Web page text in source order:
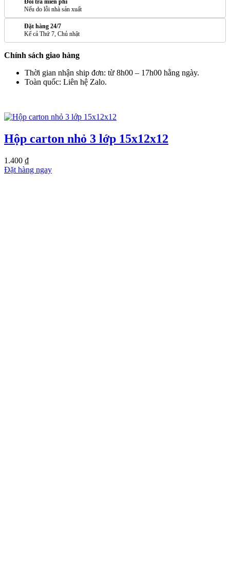
Đổi trả miễn phí
Nếu do lỗi nhà sản xuất
Đặt hàng 24/7
Kể cả Thứ 7, Chủ nhật
Chính sách giao hàng
Thời gian nhận ship đơn: từ 8h00 – 17h00 hằng ngày.
Toàn quốc: Liên hệ Zalo.
Hộp carton nhỏ 3 lớp 15x12x12
1.400 ₫
Đặt hàng ngay